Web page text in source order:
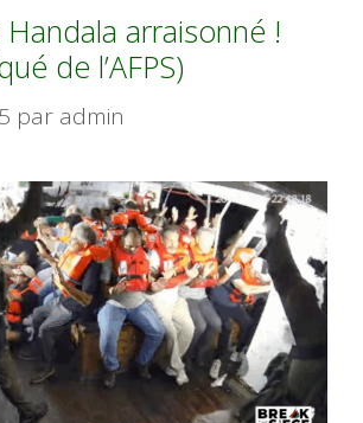
arraisonné !
de l’AFPS)
par admin